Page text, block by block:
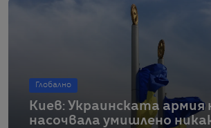
Глобално
Киев: Украинската армия
насочвала умишлено